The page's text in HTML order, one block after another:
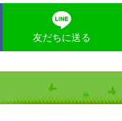
友だちに送る